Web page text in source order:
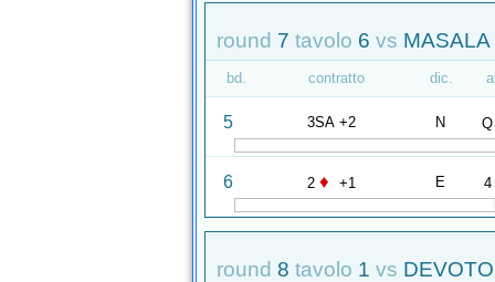
round 7 tavolo 6 vs
bd. contratto dic.
5 3SA +2 N Q
6 2 ♦ +1 E 4
round 8 tavolo 1 vs